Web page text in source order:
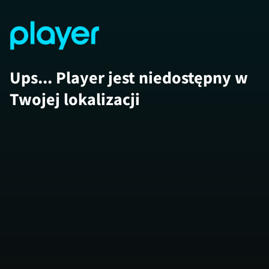
Ups... Player jest niedostępny w
Twojej lokalizacji